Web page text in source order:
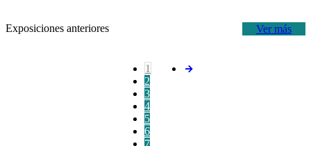
Ver más
Exposiciones anteriores
1
2
3
4
5
6
7